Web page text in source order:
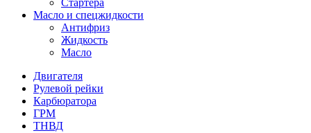
Стартера
Масло и спецжидкости
Антифриз
Жидкость
Масло
Двигателя
Рулевой рейки
Карбюратора
ГРМ
ТНВД